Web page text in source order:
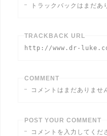
トラックバックはまだあ
TRACKBACK URL
http://www.dr-
COMMENT
コメントはまだありませ
POST YOUR COMMENT
コメントを入力してくだ